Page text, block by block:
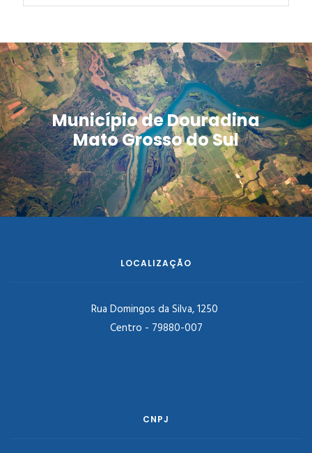
Município de Douradina
Mato Grosso do Sul
LOCALIZAÇÃO
Rua Domingos da Silva, 1250
Centro - 79880-007
CNPJ